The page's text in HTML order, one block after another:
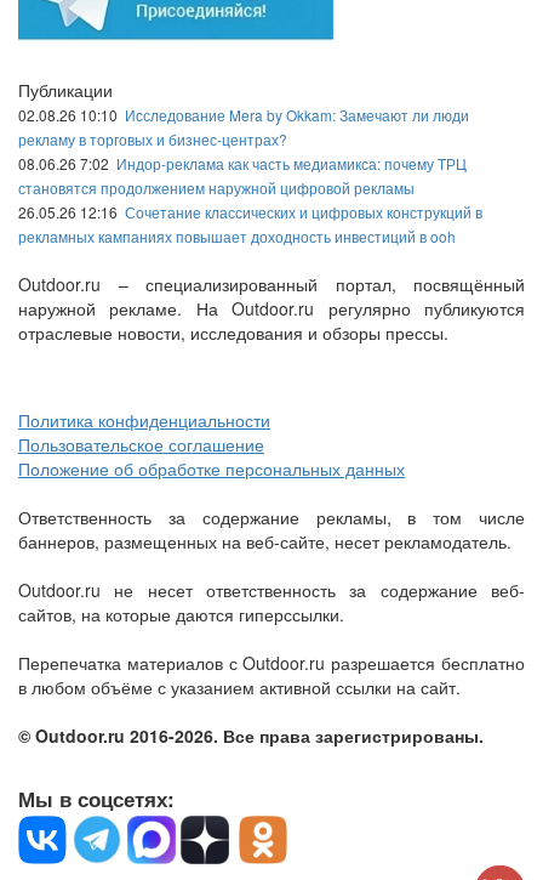
Публикации
02.08.26 10:10 Исследование Mera by Okkam: Замечают ли люди
рекламу в торговых и бизнес-центрах?
08.06.26 7:02 Индор-реклама как часть медиамикса: почему ТРЦ
становятся продолжением наружной цифровой рекламы
26.05.26 12:16 Сочетание классических и цифровых конструкций в
рекламных кампаниях повышает доходность инвестиций в ooh
Outdoor.ru – специализированный портал, посвящённый
наружной рекламе. На Outdoor.ru регулярно публикуются
отраслевые новости, исследования и обзоры прессы.
Политика конфиденциальности
Пользовательское соглашение
Положение об обработке персональных данных
Ответственность за содержание рекламы, в том числе
баннеров, размещенных на веб-сайте, несет рекламодатель.
Outdoor.ru не несет ответственность за содержание веб-
сайтов, на которые даются гиперссылки.
Перепечатка материалов с Outdoor.ru разрешается бесплатно
в любом объёме с указанием активной ссылки на сайт.
© Outdoor.ru 2016-2026. Все права зарегистрированы.
Мы в соцсетях: